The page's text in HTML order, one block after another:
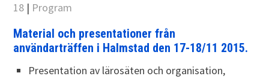
18 | Program
Material och presentationer från
användarträffen i Halmstad den 17-18/11 2015.
Presentation av lärosäten och organisation,